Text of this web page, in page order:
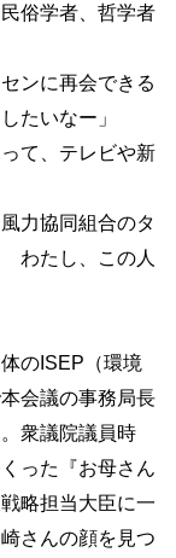
俗学者、哲学者
ンに再会できる
たいなー」
て、テレビや新
力協同組合のタ
わたし、この人
のISEP（環境
会議の事務局長
衆議院議員時
った『お母さん
略担当大臣に一
さんの顔を見つ